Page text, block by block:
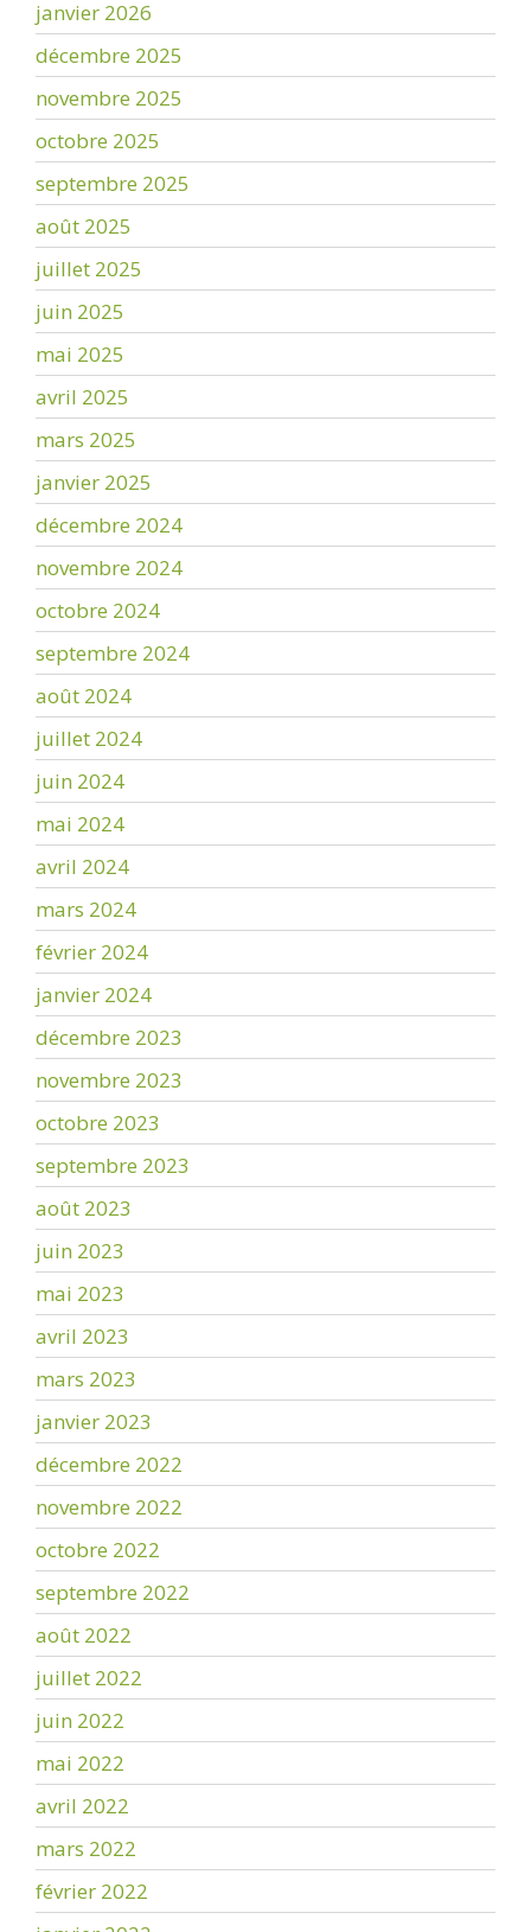
janvier 2026
décembre 2025
novembre 2025
octobre 2025
septembre 2025
août 2025
juillet 2025
juin 2025
mai 2025
avril 2025
mars 2025
janvier 2025
décembre 2024
novembre 2024
octobre 2024
septembre 2024
août 2024
juillet 2024
juin 2024
mai 2024
avril 2024
mars 2024
février 2024
janvier 2024
décembre 2023
novembre 2023
octobre 2023
septembre 2023
août 2023
juin 2023
mai 2023
avril 2023
mars 2023
janvier 2023
décembre 2022
novembre 2022
octobre 2022
septembre 2022
août 2022
juillet 2022
juin 2022
mai 2022
avril 2022
mars 2022
février 2022